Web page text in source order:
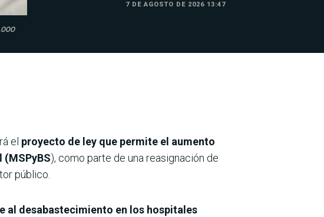
7 DE AGOSTO DE 2026 13:47
el proyecto de ley que permite el aumento
(MSPyBS), como parte de una reasignación de
público.
al desabastecimiento en los hospitales